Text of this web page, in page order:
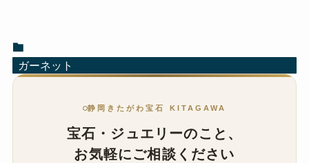
ガーネット
静岡きたがわ宝石 KITAGAWA
宝石・ジュエリーのこと、
お気軽にご相談ください